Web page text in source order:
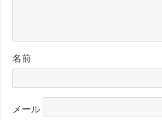
名前
メール